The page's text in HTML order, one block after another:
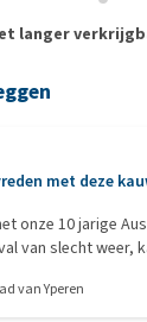
langer
met deze
onze 10 jarige
van slecht weer,
van Yperen